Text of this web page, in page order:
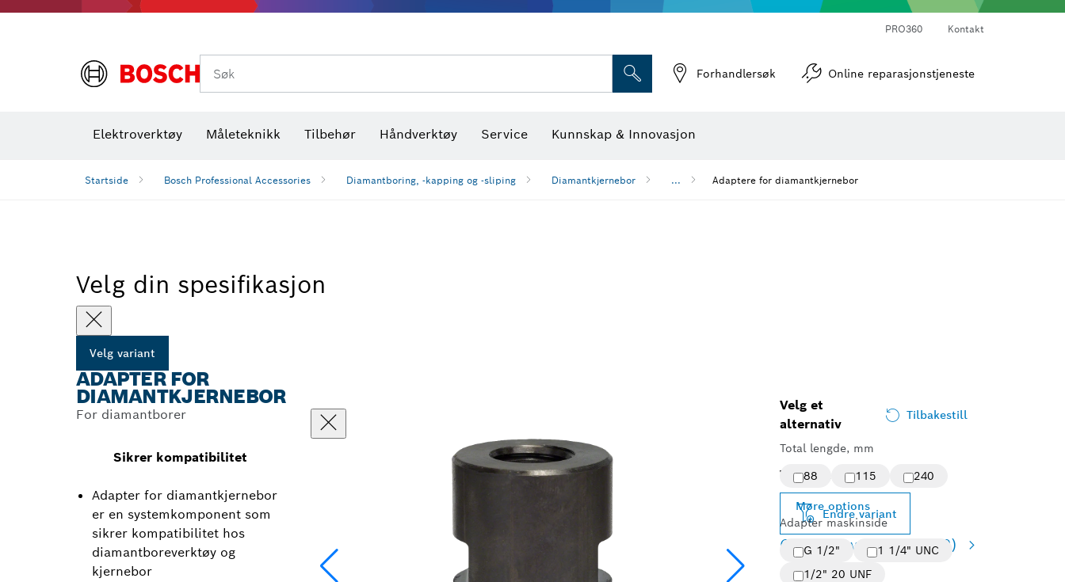
PRO360 Kontakt
Søk Forhandlersøk Online reparasjonstjeneste
Elektroverktøy Måleteknikk Tilbehør Håndverktøy Service Kunnskap & Innovasjon
Startside Bosch Professional Accessories Diamantboring, -kapping og -sliping Diamantkjernebor ... Adaptere for diamantkjernebor
Velg din spesifikasjon
Velg variant
ADAPTER FOR
DIAMANTKJERNEBOR
For diamantborer
Sikrer kompatibilitet
Adapter for diamantkjernebor
er en systemkomponent som
sikrer kompatibilitet hos
diamantboreverktøy og
kjernebor
Velg et
alternativ
Tilbakestill
Total lengde, mm
88
115 240
More options
Adapter maskinside
G 1/2"
1 1/4" UNC
1/2" 20 UNF
Valgt variant
Endre variant
Oversikt over varianter(9)